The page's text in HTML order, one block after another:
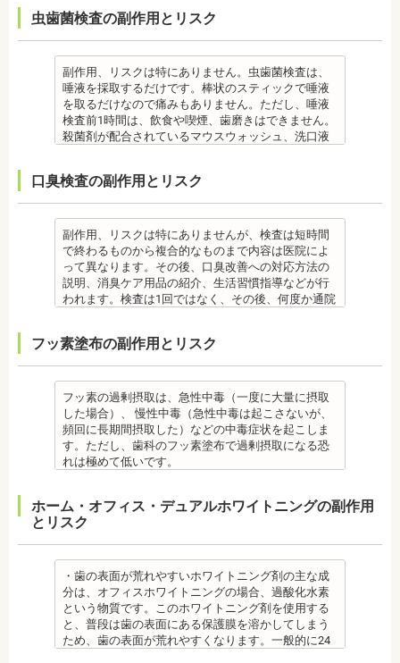
了まで治療できません。）
・虫歯や歯周炎が発生すると一旦、装置を取り外し
て歯科医院で治療をする場合もあります。
・患者様が、取り外しできる矯正装置や補助装置の
装着時間を守っていなかったり、定期的な来院がで
きなかったりした場合は、治療期間が延びる可能性
があります。
・特殊な噛み合わせ、骨の硬さ、歯のかたちの場合
癖が改善されない場合は、治療期間が延びることが
・矯正治療で歯を動かして歯並びを整える「動的治
療」を終えて歯並びが改善されても、まだ歯が元の
位置に戻ろうとする傾向があるため、一定期間動か
した歯を正しい位置にとどめておく保定が必要で
す。歯の位置が安定するまでの保定期間には個人差
があるので、治療後も歯科医師の指示を守ってくだ
さい。
先生
日本大学歯学部口腔外科第２講座大学院卒業
歯学博士（口腔外科学）
日本大学歯学部非常勤講師
社会福祉法人富士白苑理事
・装置が壊れることがあります。その際は歯科医院
を受診してください。
・個人差があり、かなりのストレスを受ける患者さ
んもいます。
・矯正中は、器具を装着するため、食べかすが詰ま
りやすく虫歯、歯周病を招きやすくなります。（矯
正器具をつけている箇所の虫歯治療は、基本的に矯
正終了まで治療できません。）
・虫歯や歯周炎が発生すると一旦、装置を取り外し
装着時間を守っていなかったり、定期的な来院がで
きなかった場合は、治療期間が延びる場合がありま
す。
・特殊な噛み合わせ、骨の硬さ、歯のかたちの場合
は、治療期間が長くなる場合があります。
・舌で歯を押す癖や、歯並びに悪影響をあたえる癖
が改善されない方は、治療期間が延びる場合があり
ます。
位置に戻ろうとする傾向があるため、一定期間動か
安定するまでの保定期間には個人差があるので、治
療後も歯科医師の指示を守ってください。
・矯正終了後に矯正箇所が元に戻る場合もありま
す。
監修医情報 医療法人社団日坂会 理事長 日坂充宏
先生
【プロフィール】 日本大学歯学部卒業
歯学博士（口腔外科学）
日本大学歯学部非常勤講師
・歯や骨の状態、歯の動きを妨げる癖があった場
合、虫歯や歯周病の発生など、治療計画よりも治療
期間が長くなる場合があります。
・矯正治療では、歯肉が下がる場合（歯肉退縮）が
あります。特に切歯（せっし：上下前歯各4本）、歯
の凸凹が大きい患者様の場合、発症する事がありま
す。
・個人差により治療期間が数年かかることがありま
す。
ムや餅など、装置に引っかかるものが食べられなく
なることもあります。
・装置が壊れることがあります。その際は歯科医院
を受診してください。
・個人差があり、かなりのストレスを受ける患者様
もいます。
・矯正中は、器具を装着するため、食べかすが詰ま
りやすく虫歯、歯周病を招きやすくなります。（矯
正器具をつけている箇所の虫歯治療は、基本的に矯
て歯科医院で治療をする場合もあります。
・患者様が、取り外しできる矯正装置や補助装置の
装着時間を守っていなかったり、定期的な来院がで
きなかった場合は、治療期間が延びる場合がありま
す。
・特殊な噛み合わせ、骨の硬さ、歯のかたちの場合
は、治療期間が長くなる場合があります。
・舌で歯を押す癖や、歯並びに悪影響をあたえる癖
・矯正治療で歯を動かして歯並びを整える「動的治
療」を終えて歯並びが改善されても、まだ歯が元の
した歯をとどめておく保定が必要です。歯の位置が
安定するまでの保定期間には個人差があるので、治
療後も歯科医師の指示を守ってください。
監修医情報 医療法人社団日坂会 理事長 日坂充宏
先生
【プロフィール】
日本大学歯学部卒業
きません。
石の前段階です。歯垢の段階であれば歯ブラシで簡
単に取り除くことができますが、沈着したまま時間
が経過すると歯石になって歯周病を進行させてしま
います。歯科での歯石除去は、専門の機器を使用
し、歯石を取り除くことができます。
歯石を取り除けば、歯周病の治療となり歯のぐらつ
き、歯茎の出血、口臭などが改善できます。
【プロフィール】
勤務
きれない場合があります。
また、エアフローは外来性の着色は落としますが、
本来の歯の色自体は白くできません。歯自体を白く
したい場合にはホワイトニングが有効です。 着色汚
れはエアフロー後に再付着することもあります。継
続的効果を得るには、定期的な施術が必要です。
エアフローは、着色を落とす審美目的として行われ
るため、健康保険の適用外となり自由診療となりま
フローを受けられない人もいます。
エアフローは、歯面清掃を行う機器です。細かなパ
ウダー粒子をジェット噴射で歯に吹き付け、歯にこ
びりついた汚れを落とすことができます。
歯科で主に歯の着色やタバコのヤニ除去の用途とし
て使われていますが、歯周ポケット内の歯周病の細
菌除去にも効果があります。
監修医情報 菊地由利佳先生
日本歯科大学新潟生命歯学部卒業
虫歯菌検査の副作用とリスク
副作用、リスクは特にありません。虫歯菌検査は、
唾液を採取するだけです。棒状のスティックで唾液
を取るだけなので痛みもありません。ただし、唾液
検査前1時間は、飲食や喫煙、歯磨きはできません。
殺菌剤が配合されているマウスウォッシュ、洗口液
また検査1ヶ月以内に抗生物質を使用している場合も
正確な結果が出ないことがあるので時期を延ばす場
合もあります。健康保険の適用外となり自由診療と
なります。
備考
ご自身の唾液の量、性質、虫歯の原因菌の量を知
り、虫歯予防とセルフケア強化を目的とした検査で
す。
・酸性度（酸性になる程歯が溶けやすい）
た、よく噛んでいるか、甘いものを摂る頻度なども
同時に確認します。
監修医情報 菊地由利佳先生
【プロフィール】
日本歯科大学新潟生命歯学部卒業
新潟大学医歯学総合病院にて研修
都内歯科医院にて勤務
口臭検査の副作用とリスク
副作用、リスクは特にありませんが、検査は短時間
で終わるものから複合的なものまで内容は医院によ
って異なります。その後、口臭改善への対応方法の
説明、消臭ケア用品の紹介、生活習慣指導などが行
われます。検査は1回ではなく、その後、何度か通院
備考
口臭は、体調や病気と関わりがあることも多く、口
臭で悩んでいる場合はその関連性も合わせて検査が
必要です。また、よく食べる食べ物、ブラッシング
不足、喫煙や飲酒などが影響する場合もあるので、
原因がわかれば口臭軽減に向けて指導が行われま
す。
監修医情報 菊地由利佳先生
新潟大学医歯学総合病院にて研修
都内歯科医院にて勤務
フッ素塗布の副作用とリスク
フッ素の過剰摂取は、急性中毒（一度に大量に摂取
した場合）、 慢性中毒（急性中毒は起こさないが、
頻回に長期間摂取した）などの中毒症状を起こしま
す。ただし、歯科のフッ素塗布で過剰摂取になる恐
れは極めて低いです。
（過剰摂取）推定中毒量は、5歳児（体重18Kg）が
週5回法のフッ化物洗口液（0.05％フッ化ナトリウム
溶液）を40人分一度に飲んだ場合に到達（厚生労働
省 フッ化物の急性中毒量 e-ヘルスネット）
また、フッ素を塗った場合でも、ブラッシング不足
や磨き残しがあれば虫歯はできてしまいます。フッ
素は虫歯ができにくくなるだけで、通常の歯ブラ
シ、歯間掃除などは必要です。
備考 フッ素を塗布して、歯をコーティングし虫歯に
ホーム・オフィス・デュアルホワイトニングの副作用
とリスク
・歯の表面が荒れやすいホワイトニング剤の主な成
分は、オフィスホワイトニングの場合、過酸化水素
という物質です。このホワイトニング剤を使用する
と、普段は歯の表面にある保護膜を溶かしてしまう
ため、歯の表面が荒れやすくなります。一般的に24